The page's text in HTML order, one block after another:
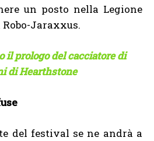
un posto nella Legione
Jaraxxus.
il prologo del cacciatore di
di Hearthstone
del festival se ne andrà a